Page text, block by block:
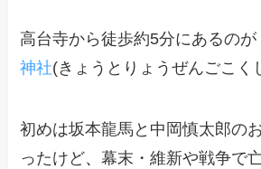
高台寺から徒歩約5分にあるのが
神社(きょうとりょうぜんごこく
初めは坂本龍馬と中岡慎太郎の
ったけど、幕末・維新や戦争で